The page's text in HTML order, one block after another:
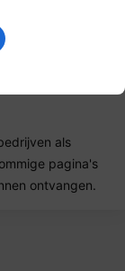
verklaar ook dat
als
pagina's
ontvangen.